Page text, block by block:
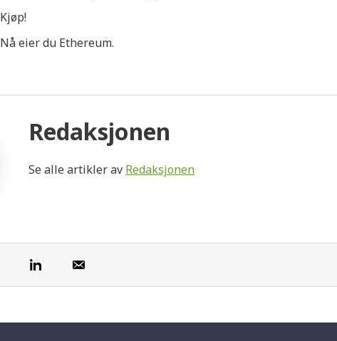
Kjøp!
Nå eier du Ethereum.
Redaksjonen
Se alle artikler av Redaksjonen